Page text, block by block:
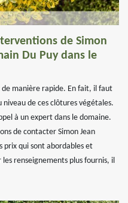
de Simon
Du Puy dans le
de manière rapide. En fait, il faut
niveau de ces clôtures végétales.
à un expert dans le domaine.
de contacter Simon Jean
prix qui sont abordables et
les renseignements plus fournis, il